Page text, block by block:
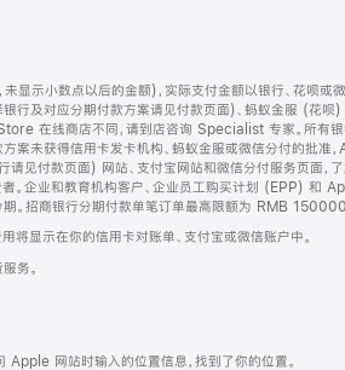
显示小数点以后的金额)，实际支付金额以银行、花呗或
行及对应分期付款方案请见付款页面)、蚂蚁金服 (花
在线商店不同，请到店咨询 Specialist 专家。所有银
案未获得信用卡发卡机构、蚂蚁金服或微信分付的批
见付款页面) 网站、支付宝网站和微信分付服务页面，
。企业和教育机构客户、企业员工购买计划 (EPP)
期。招商银行分期付款单笔订单最高限额为 RMB 150000
将显示在你的信用卡对账单、支付宝或微信账户中。
务。
Apple 网站时输入的位置信息，找到了你的位置。